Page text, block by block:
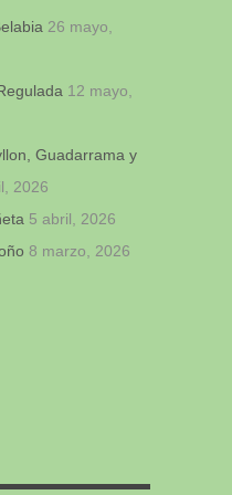
26 mayo,
12 mayo,
Guadarrama y
2026
5 abril, 2026
8 marzo, 2026